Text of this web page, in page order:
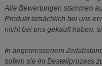
Alle Bewertungen stammen
Produkt tatsächlich bei uns
nicht bei uns gekauft haben,
In angemessenem
sofern sie im Bestellprozess